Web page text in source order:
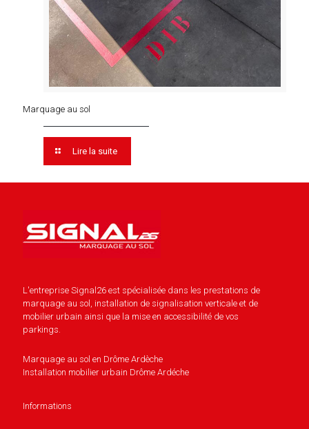
Marquage au sol
Lire la suite
L'entreprise Signal26 est spécialisée dans les prestations de
marquage au sol, installation de signalisation verticale et de
mobilier urbain ainsi que la mise en accessibilité de vos
parkings.
Marquage au sol en Drôme Ardèche
Installation mobilier urbain Drôme Ardéche
Informations